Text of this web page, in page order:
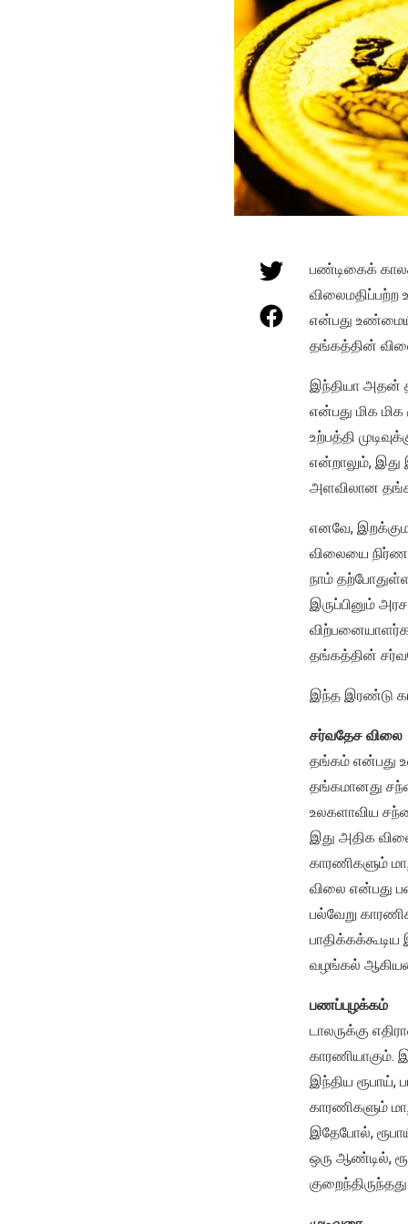
பண்டிகைக்
விலைமதிப்பற்ற
என்பது
தங்கத்தின்
இந்தியா அதன்
என்பது மிக
உற்பத்தி
என்றாலும்,
அளவிலான
எனவே,
விலையை
நாம்
இருப்பினும்
தங்கத்தின்
இந்த இரண்டு
சர்வதேச விலை
தங்கம் என்பது
தங்கமானது
உலகளாவிய
இது அதிக
காரணிகளும்
விலை என்பது
பல்வேறு
வழங்கல்
பணப்புழக்கம்
டாலருக்கு
காரணியாகும்.
இந்திய ரூபாய்,
காரணிகளும்
இதேபோல்,
ஒரு ஆண்டில்,
குறைந்திருந்தது.